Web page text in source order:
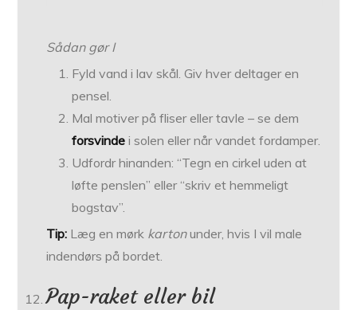
Sådan gør I
Fyld vand i lav skål. Giv hver deltager en
pensel.
Mal motiver på fliser eller tavle – se dem
forsvinde i solen eller når vandet fordamper.
Udfordr hinanden: “Tegn en cirkel uden at
løfte penslen” eller “skriv et hemmeligt
bogstav”.
Tip: Læg en mørk kartonunder, hvis I vil male
indendørs på bordet.
Pap-raket eller bil